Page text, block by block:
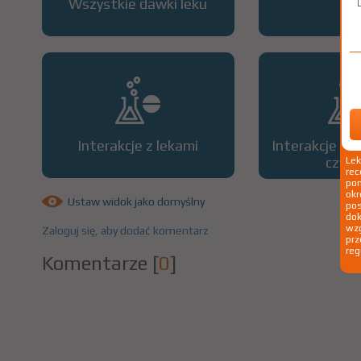
Wszystkie dawki leku
Interakcje z lekami
Interakcje z
Ustaw widok jako domyślny
Zaloguj się, aby dodać komentarz
Komentarze [0]